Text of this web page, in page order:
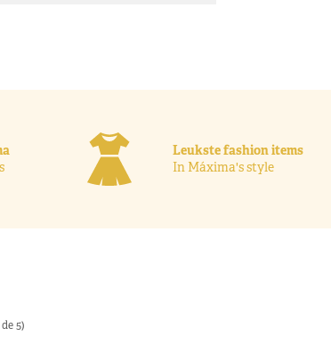
Leukste fashion items
In Máxima's style
5)